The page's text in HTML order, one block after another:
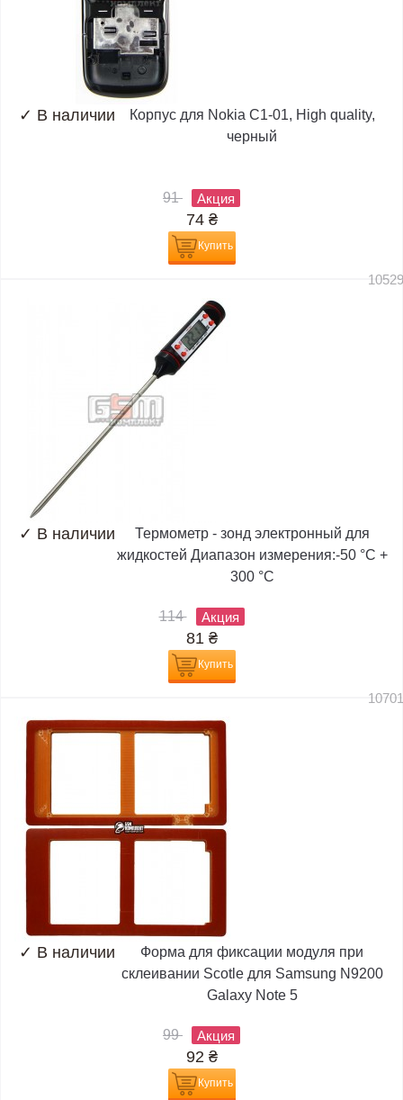
✓ В наличии
Корпус для Nokia C1-01, High quality,
черный
91 Акция
74 ₴
Купить
✓ В наличии
Термометр - зонд электронный для
жидкостей Диапазон измерения:-50 °C +
300 °C
114 Акция
81 ₴
Купить
✓ В наличии
Форма для фиксации модуля при
склеивании Scotle для Samsung N9200
Galaxy Note 5
99 Акция
92 ₴
Купить